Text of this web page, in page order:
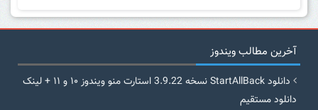
آخرین مطالب ویندوز
دانلود StartAllBack نسخه 3.9.22 استارت منو ویندوز ۱۰ و ۱۱ + لینک
دانلود مستقیم